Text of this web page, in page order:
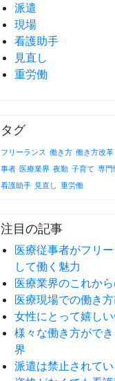
派遣
現場
看護助手
見直し
重労働
タグ
フリーランス 働き方 働き方改革
事者 医療業界 夜勤 子育て 専門
看護助手 見直し 重労働
注目の記事
医療従事者がフリ
して働く魅力
医療業界のこれか
医療現場での働き
女性にとって嬉し
様々な働き方がで
界
派遣は禁止されて